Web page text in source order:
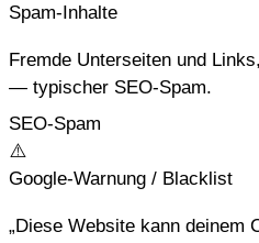
Spam-Inhalte
Fremde Unterseiten und
— typischer SEO-Spam.
SEO-Spam
⚠
Google-Warnung / Blacklist
„Diese Website kann deinem